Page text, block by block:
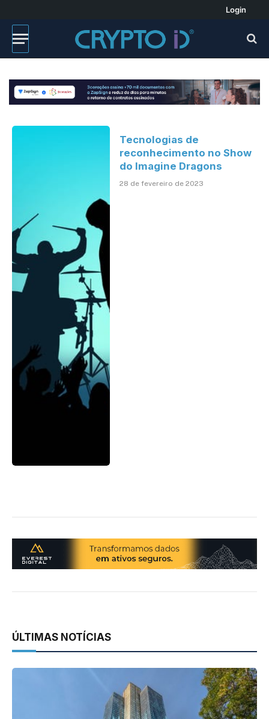
Login
Tecnologias de
reconhecimento no Show
do Imagine Dragons
28 de fevereiro de 2023
ÚLTIMAS NOTÍCIAS